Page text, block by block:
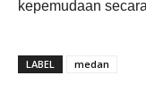
kepemudaan
LABEL medan